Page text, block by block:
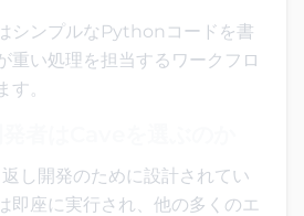
シンプルなPythonコードを書
重い処理を担当するワークフロ
。
し開発のために設計されてい
即座に実行され、他の多くのエ